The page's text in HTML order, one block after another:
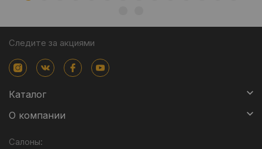
Следите за акциями
Каталог
О компании
Салоны: